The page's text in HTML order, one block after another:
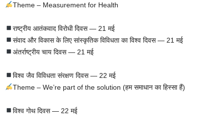
Theme – Measurement for Health
राष्ट्रीय आतंकवाद विरोधी दिवस — 21 मई
संवाद और विकास के लिए सांस्कृतिक विविधता का विश्व दिवस — 21 मई
अंतर्राष्ट्रीय चाय दिवस — 21 मई
विश्व जैव विविधता संरक्षण दिवस — 22 मई
Theme – We’re part of the solution (हम समाधान का हिस्सा हैं)
विश्व गोथ दिवस — 22 मई